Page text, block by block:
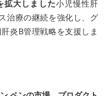
大しました小児慢性肝
治療の継続を強化し、グ
炎B管理戦略を支援しま